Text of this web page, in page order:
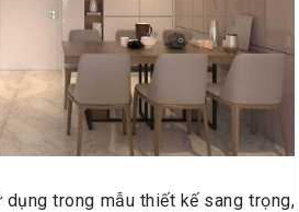
trong mẫu thiết kế sang trọng,